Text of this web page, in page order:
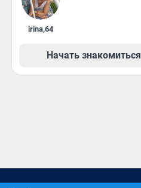
irina,64
Начать знакомиться